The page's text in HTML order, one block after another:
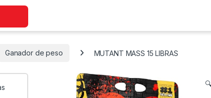
Ganador de peso MUTANT MASS 15 LIBRAS